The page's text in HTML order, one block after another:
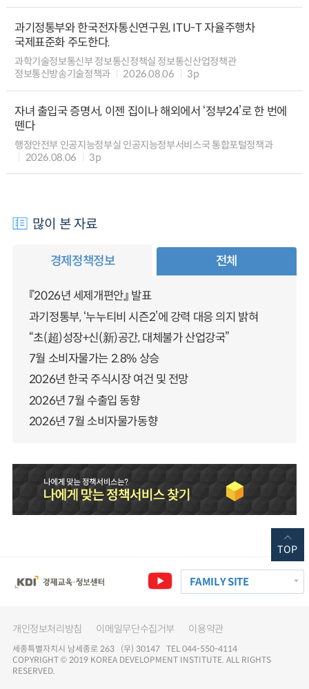
과기정통부와 한국전자통신연구원, ITU-T 자율주행차
국제표준화 주도한다.
과학기술정보통신부 정보통신정책실 정보통신산업정책관
정보통신방송기술정책과
2026.08.06 3p
자녀 출입국 증명서, 이젠 집이나 해외에서 ‘정부24’로 한 번에
뗀다
행정안전부 인공지능정부실 인공지능정부서비스국 통합포털정책과
2026.08.06
3p
많이 본 자료
경제정책정보 전체
『2026년 세제개편안』 발표
과기정통부, ‘누누티비 시즌2’에 강력 대응 의지 밝혀
“초(超)성장+신(新)공간, 대체불가 산업강국”
7월 소비자물가는 2.8% 상승
2026년 한국 주식시장 여건 및 전망
2026년 7월 수출입 동향
2026년 7월 소비자물가동향
FAMILY SITE
개인정보처리방침 이메일무단수집거부 이용약관
세종특별자치시 남세종로 263 (우) 30147 TEL 044-550-4114
COPYRIGHT © 2019 KOREA DEVELOPMENT INSTITUTE. ALL RIGHTS
RESERVED.
TOP